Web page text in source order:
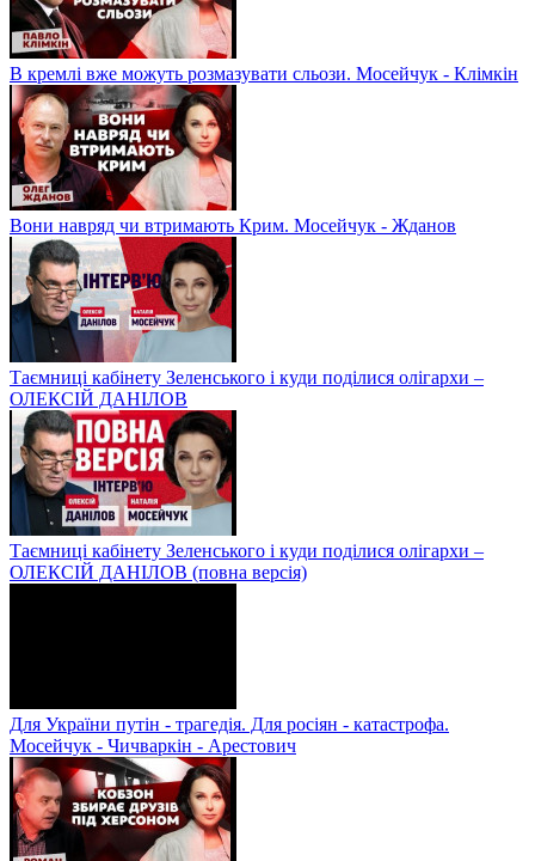
В кремлі вже можуть розмазувати сльози. Мосейчук - Клімкін
Вони навряд чи втримають Крим. Мосейчук - Жданов
Таємниці кабінету Зеленського і куди поділися олігархи –
ОЛЕКСІЙ ДАНІЛОВ
Таємниці кабінету Зеленського і куди поділися олігархи –
ОЛЕКСІЙ ДАНІЛОВ (повна версія)
Для України путін - трагедія. Для росіян - катастрофа.
Мосейчук - Чичваркін - Арестович